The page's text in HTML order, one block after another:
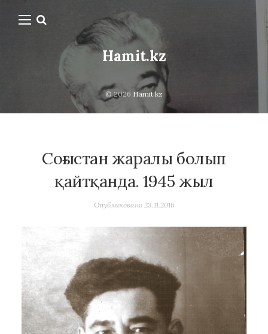
Hamit.kz
© 2026 Hamit.kz
Соғыстан жаралы болып
қайтқанда. 1945 жыл
Опубликовано 23.11.2016